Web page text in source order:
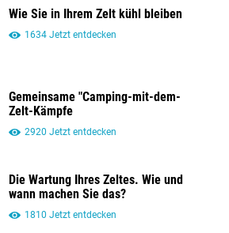
Wie Sie in Ihrem Zelt kühl bleiben
1634 Jetzt entdecken
Gemeinsame "Camping-mit-dem-
Zelt-Kämpfe
2920 Jetzt entdecken
Die Wartung Ihres Zeltes. Wie und
wann machen Sie das?
1810 Jetzt entdecken